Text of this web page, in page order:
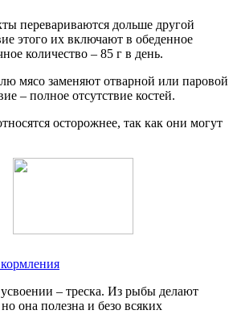
перевариваются дольше другой
этого их включают в обеденное
количество – 85 г в день.
мясо заменяют отварной или паровой
– полное отсутствие костей.
осторожнее, так как они могут
– треска. Из рыбы делают
она полезна и безо всяких